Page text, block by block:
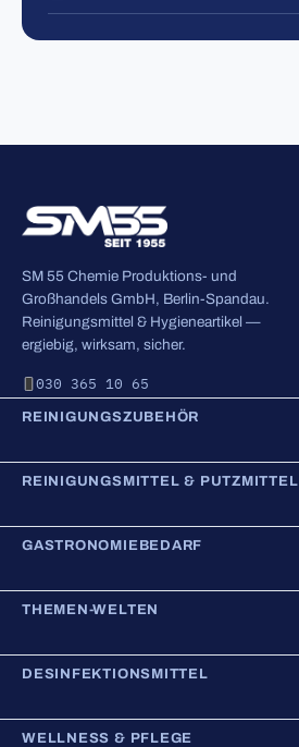
SM 55 Chemie Produktions- und
Großhandels GmbH, Berlin-Spandau.
Reinigungsmittel & Hygieneartikel —
ergiebig, wirksam, sicher.
030 365 10 65
REINIGUNGSZUBEHÖR
REINIGUNGSMITTEL & PUTZMITTEL
GASTRONOMIEBEDARF
THEMEN-WELTEN
DESINFEKTIONSMITTEL
WELLNESS & PFLEGE